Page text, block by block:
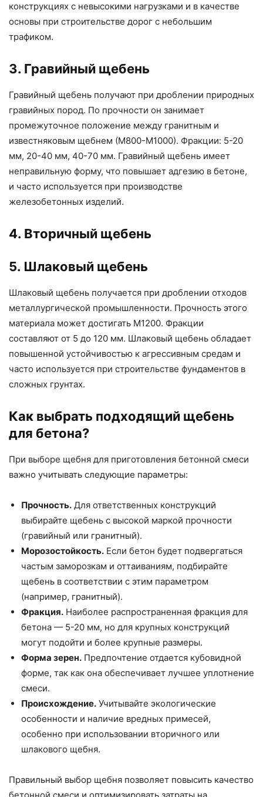
конструкциях с невысокими нагрузками и в качестве
основы при строительстве дорог с небольшим
трафиком.
3. Гравийный щебень
Гравийный щебень получают при дроблении природных
гравийных пород. По прочности он занимает
промежуточное положение между гранитным и
известняковым щебнем (М800-М1000). Фракции: 5-20
мм, 20-40 мм, 40-70 мм. Гравийный щебень имеет
неправильную форму, что повышает адгезию в бетоне,
и часто используется при производстве
железобетонных изделий.
4. Вторичный щебень
5. Шлаковый щебень
Шлаковый щебень получается при дроблении отходов
металлургической промышленности. Прочность этого
материала может достигать М1200. Фракции
составляют от 5 до 120 мм. Шлаковый щебень обладает
повышенной устойчивостью к агрессивным средам и
часто используется при строительстве фундаментов в
сложных грунтах.
Как выбрать подходящий щебень
для бетона?
При выборе щебня для приготовления бетонной смеси
важно учитывать следующие параметры:
Прочность. Для ответственных конструкций
выбирайте щебень с высокой маркой прочности
(гравийный или гранитный).
Морозостойкость. Если бетон будет подвергаться
частым заморозкам и оттаиваниям, подбирайте
щебень в соответствии с этим параметром
(например, гранитный).
Фракция. Наиболее распространенная фракция для
бетона — 5-20 мм, но для крупных конструкций
могут подойти и более крупные размеры.
Форма зерен. Предпочтение отдается кубовидной
форме, так как она обеспечивает лучшее уплотнение
смеси.
Происхождение. Учитывайте экологические
особенности и наличие вредных примесей,
особенно при использовании вторичного или
шлакового щебня.
Правильный выбор щебня позволяет повысить качество